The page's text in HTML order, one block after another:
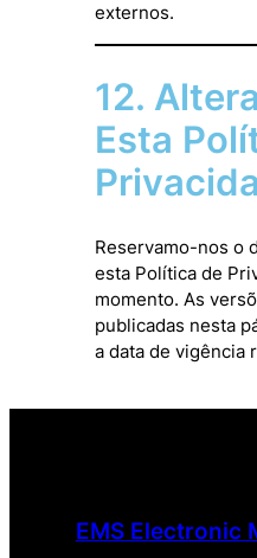
externos.
12.
Esta
Reservamo-nos o
esta Política de
momento. As
publicadas nesta
a data de vigência
EMS Electronic